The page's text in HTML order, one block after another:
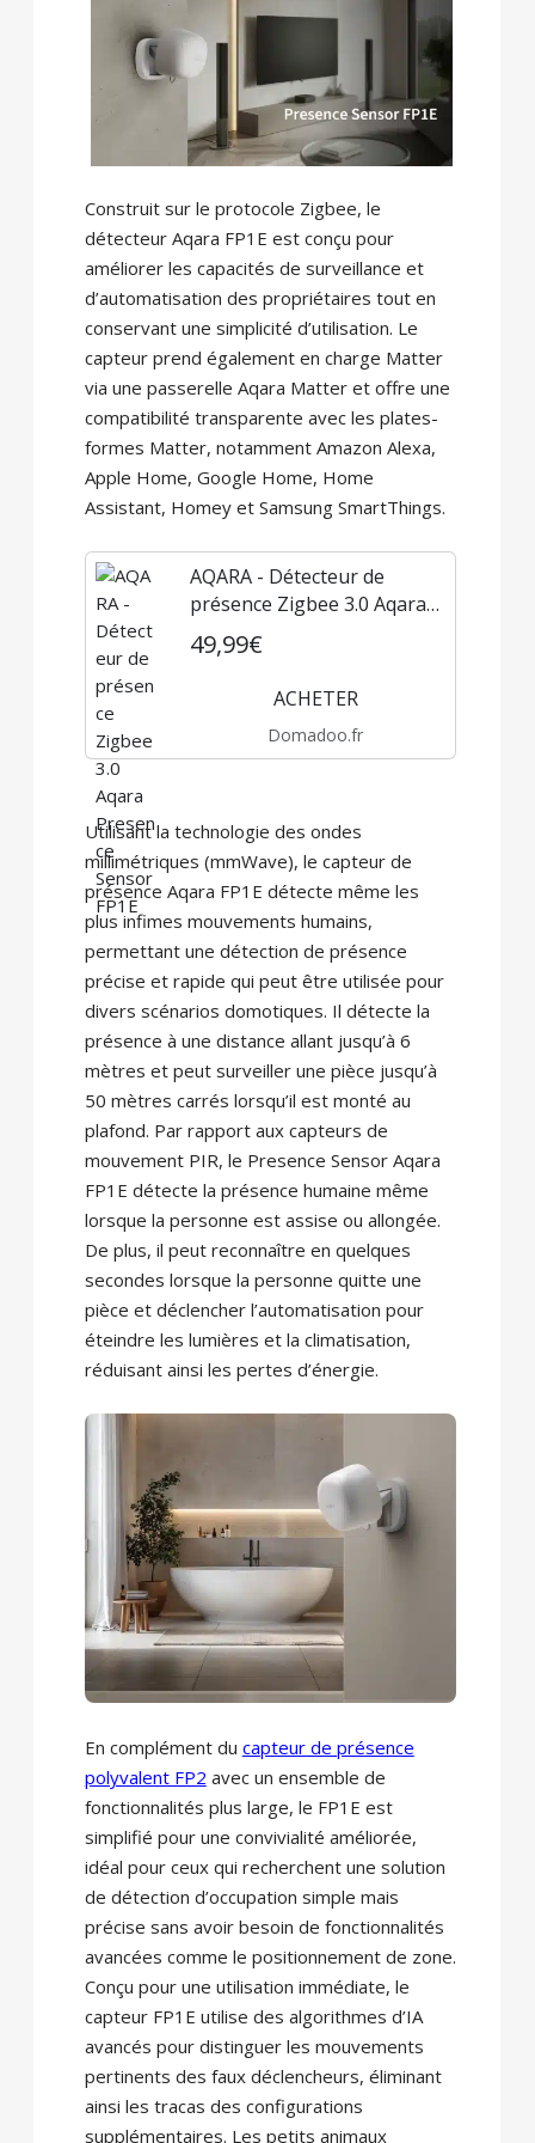
Construit sur le protocole Zigbee, le
détecteur Aqara FP1E ​​est conçu pour
améliorer les capacités de surveillance et
d’automatisation des propriétaires tout en
conservant une simplicité d’utilisation. Le
capteur prend également en charge Matter
via une passerelle Aqara Matter et offre une
compatibilité transparente avec les plates-
formes Matter, notamment Amazon Alexa,
Apple Home, Google Home, Home
Assistant, Homey et Samsung SmartThings.
AQARA - Détecteur de
présence Zigbee 3.0 Aqara
Presence Sensor FP1E
49,99€
ACHETER
Domadoo.fr
Utilisant la technologie des ondes
millimétriques (mmWave), le capteur de
présence Aqara FP1E ​​détecte même les
plus infimes mouvements humains,
permettant une détection de présence
précise et rapide qui peut être utilisée pour
divers scénarios domotiques. Il détecte la
présence à une distance allant jusqu’à 6
mètres et peut surveiller une pièce jusqu’à
50 mètres carrés lorsqu’il est monté au
plafond. Par rapport aux capteurs de
mouvement PIR, le Presence Sensor Aqara
FP1E ​​détecte la présence humaine même
lorsque la personne est assise ou allongée.
De plus, il peut reconnaître en quelques
secondes lorsque la personne quitte une
pièce et déclencher l’automatisation pour
éteindre les lumières et la climatisation,
réduisant ainsi les pertes d’énergie.
En complément du capteur de présence
polyvalent FP2 avec un ensemble de
fonctionnalités plus large, le FP1E ​​est
simplifié pour une convivialité améliorée,
idéal pour ceux qui recherchent une solution
de détection d’occupation simple mais
précise sans avoir besoin de fonctionnalités
avancées comme le positionnement de zone.
Conçu pour une utilisation immédiate, le
capteur FP1E ​​utilise des algorithmes d’IA
avancés pour distinguer les mouvements
pertinents des faux déclencheurs, éliminant
ainsi les tracas des configurations
supplémentaires. Les petits animaux